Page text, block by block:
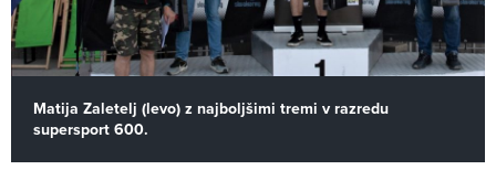
Matija Zaletelj (levo) z najboljšimi tremi v razredu
supersport 600.